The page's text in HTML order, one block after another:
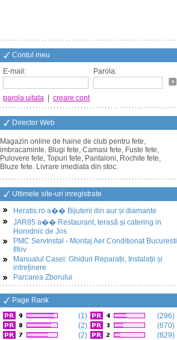
Contul meu
E-mail:
Parola:
parola uitata creare cont
Director Web
Magazin online de haine de club pentru fete,
imbracaminte. Blugi fete, Camasi fete, Fuste fete,
Pulovere fete, Topuri fete, Pantaloni, Rochite fete,
Bluze fete. Livrare imediata din stoc.
Ultimele site-uri inregistrate
Heratis.ro a�� Bijuterii din aur și diamante
JAR85 a�� Restaurant, terasă și catering in
Horodnic de Jos
PMC ServInstal - Montaj Aer Conditionat Bucuresti
Ilfov
Manualul Casei: Ghiduri Reparații, Instalații și
intreținere
Parcarea Zborului
Page Rank
(1)
(2)
(2)
(296)
(670)
(829)